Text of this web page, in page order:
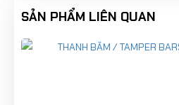
cylinder
ty nâng nắp máy
Gas cylinder
SẢN PHẨM LIÊN QUAN